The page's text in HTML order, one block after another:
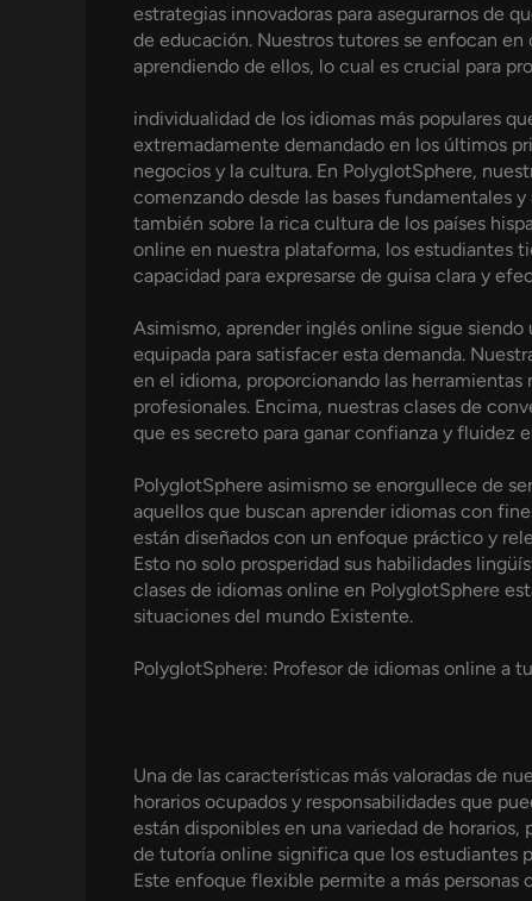
estrategias innovadoras para asegurarnos de
de educación. Nuestros tutores se enfocan
aprendiendo de ellos, lo cual es crucial para
individualidad de los idiomas más populares
extremadamente demandado en los últimos
negocios y la cultura. En PolyglotSphere,
comenzando desde las bases fundamentales
también sobre la rica cultura de los países
online en nuestra plataforma, los estudiantes
capacidad para expresarse de guisa clara y
Asimismo, aprender inglés online sigue
equipada para satisfacer esta demanda.
en el idioma, proporcionando las
profesionales. Encima, nuestras clases de
que es secreto para ganar confianza y fluidez
PolyglotSphere asimismo se enorgullece de
aquellos que buscan aprender idiomas con
están diseñados con un enfoque práctico y
Esto no solo prosperidad sus habilidades
clases de idiomas online en PolyglotSphere
situaciones del mundo Existente.
PolyglotSphere: Profesor de idiomas online a
Una de las características más valoradas de
horarios ocupados y responsabilidades que
están disponibles en una variedad de
de tutoría online significa que los estudiantes
Este enfoque flexible permite a más